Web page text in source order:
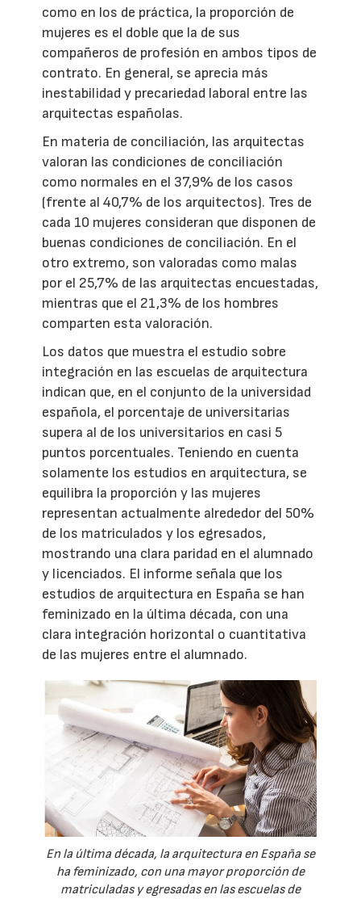
como en los de práctica, la proporción de
mujeres es el doble que la de sus
compañeros de profesión en ambos tipos de
contrato. En general, se aprecia más
inestabilidad y precariedad laboral entre las
arquitectas españolas.
En materia de conciliación, las arquitectas
valoran las condiciones de conciliación
como normales en el 37,9% de los casos
(frente al 40,7% de los arquitectos). Tres de
cada 10 mujeres consideran que disponen de
buenas condiciones de conciliación. En el
otro extremo, son valoradas como malas
por el 25,7% de las arquitectas encuestadas,
mientras que el 21,3% de los hombres
comparten esta valoración.
Los datos que muestra el estudio sobre
integración en las escuelas de arquitectura
indican que, en el conjunto de la universidad
española, el porcentaje de universitarias
supera al de los universitarios en casi 5
puntos porcentuales. Teniendo en cuenta
solamente los estudios en arquitectura, se
equilibra la proporción y las mujeres
representan actualmente alrededor del 50%
de los matriculados y los egresados,
mostrando una clara paridad en el alumnado
y licenciados. El informe señala que los
estudios de arquitectura en España se han
feminizado en la última década, con una
clara integración horizontal o cuantitativa
de las mujeres entre el alumnado.
En la última década, la arquitectura en España se
ha feminizado, con una mayor proporción de
matriculadas y egresadas en las escuelas de